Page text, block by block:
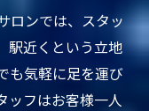
ロンでは、スタッ
駅近くという立地
も気軽に足を運び
ッフはお客様一人